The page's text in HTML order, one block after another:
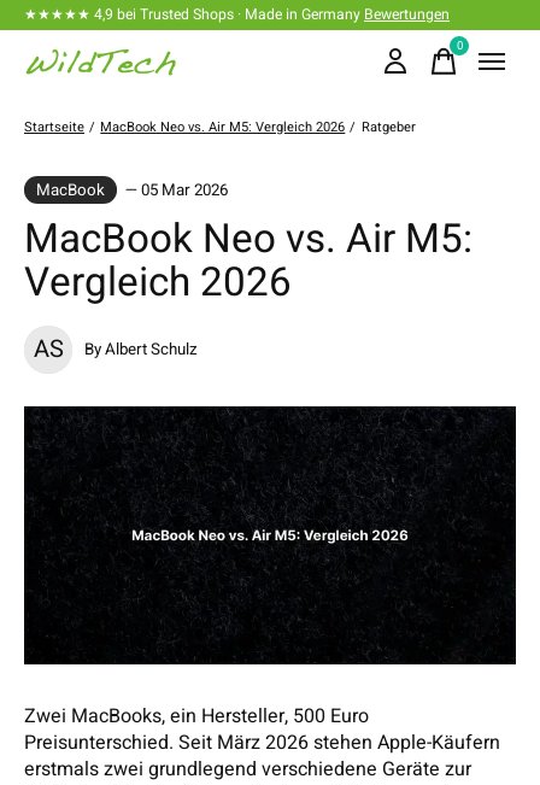
★★★★★ 4,9 bei Trusted Shops · Made in Germany Bewertungen
0items
Startseite / MacBook Neo vs. Air M5: Vergleich 2026 / Ratgeber
MacBook — 05 Mar 2026
MacBook Neo vs. Air M5:
Vergleich 2026
AS By Albert Schulz
Zwei MacBooks, ein Hersteller, 500 Euro
Preisunterschied. Seit März 2026 stehen Apple-Käufern
erstmals zwei grundlegend verschiedene Geräte zur